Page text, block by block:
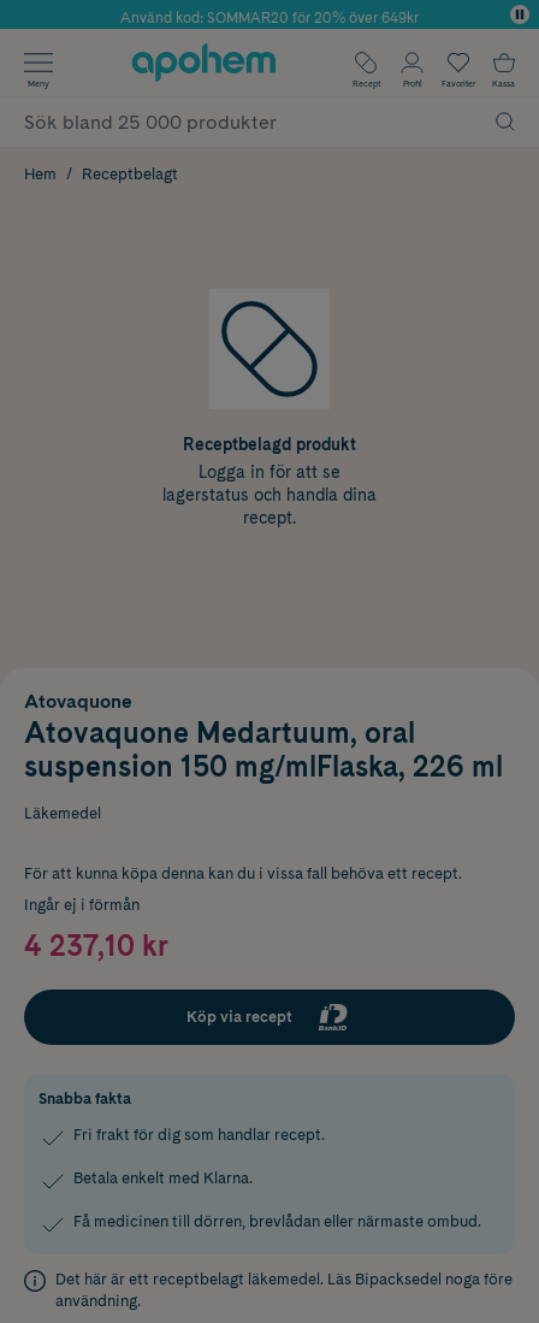
Årets Butik 2025 inom Skönhet
Använd kod: SOMMAR20 för 20% över 649kr
✓ Fri frakt
✓ Poäng på alla köp*
Meny Recept Profil Favoriter Kassa
Hem Receptbelagt
Receptbelagd produkt
Logga in för att se
lagerstatus och handla dina
recept.
Atovaquone
Atovaquone Medartuum, oral
suspension 150 mg/mlFlaska, 226 ml
Läkemedel
För att kunna köpa denna kan du i vissa fall behöva ett recept.
Ingår ej i förmån
4 237,10 kr
Köp via recept
Snabba fakta
Fri frakt för dig som handlar recept.
Betala enkelt med Klarna.
Få medicinen till dörren, brevlådan eller närmaste ombud.
Det här är ett receptbelagt läkemedel. Läs Bipacksedel noga före
användning.